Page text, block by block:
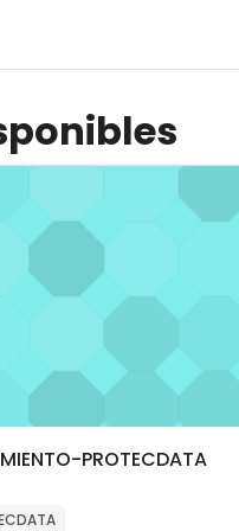
DE CUMPLIMIENTO-
PROTECDATA